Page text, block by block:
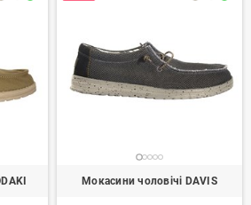
Мокасини чоловічі DAVIS